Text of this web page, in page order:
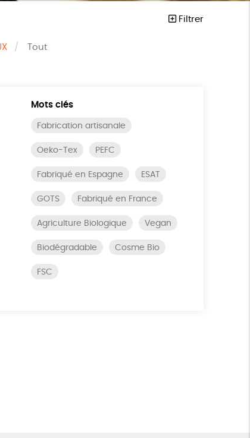
Filtrer
Tout
Mots clés
Fabrication artisanale
Oeko-Tex PEFC
Fabriqué en Espagne ESAT
GOTS Fabriqué en France
Agriculture Biologique Vegan
Biodégradable Cosme Bio
FSC